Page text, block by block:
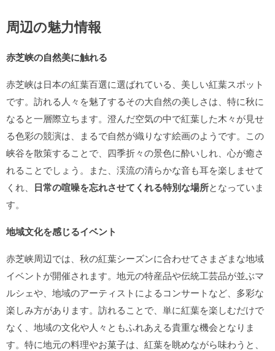
周辺の魅力情報
赤芝峡の自然美に触れる
赤芝峡は日本の紅葉百選に選ばれている、美しい紅葉スポット
です。訪れる人々を魅了するその大自然の美しさは、特に秋に
なると一層際立ちます。澄んだ空気の中で紅葉した木々が見せ
る色彩の競演は、まるで自然が織りなす絵画のようです。この
峡谷を散策することで、四季折々の景色に酔いしれ、心が癒さ
れることでしょう。また、渓流の清らかな音も耳を楽しませて
くれ、 日常の喧噪を忘れさせてくれる特別な場所となっていま
す。
地域文化を感じるイベント
赤芝峡周辺では、秋の紅葉シーズンに合わせてさまざまな地域
イベントが開催されます。地元の特産品や伝統工芸品が並ぶマ
ルシェや、地域のアーティストによるコンサートなど、多彩な
楽しみ方があります。訪れることで、単に紅葉を楽しむだけで
なく、地域の文化や人々ともふれあえる貴重な機会となりま
す。特に地元の料理やお菓子は、紅葉を眺めながら味わうと、